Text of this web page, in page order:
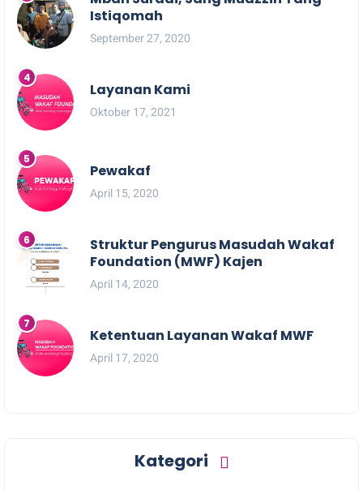
Istiqomah
September 27, 2020
Layanan Kami
Oktober 17, 2021
Pewakaf
April 15, 2020
Struktur Pengurus Masudah Wakaf
Foundation (MWF) Kajen
April 14, 2020
Ketentuan Layanan Wakaf MWF
April 17, 2020
Kategori